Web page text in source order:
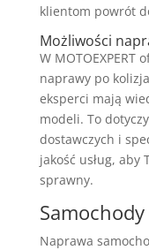
klientom powrót
Możliwości
W MOTOEXPERT
naprawy po
eksperci mają
modeli. To
dostawczych i
jakość usług, aby
sprawny.
Naprawa